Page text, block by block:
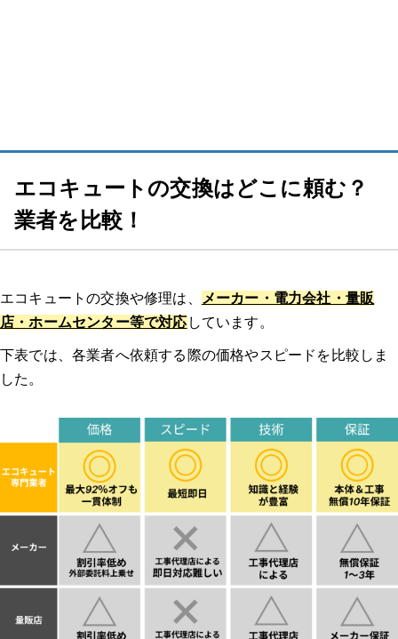
2.ヒアリング・日程調整
3.現地調査
4.見積もり・契約
5.交換・修理
6.動作確認・支払い
エコキュート交換のよくある質問
Q1: エコキュートの交換にかかる費用はどれくらいですか？
Q2: エコキュートの交換にはどれくらいの時間がかかりますか？
エコキュートの交換はどこに頼む？
業者を比較！
エコキュートの交換や修理は、
メーカー・電力会社・量販
店・ホームセンター等で対応 しています。
下表では、各業者へ依頼する際の価格やスピードを比較しま
した。